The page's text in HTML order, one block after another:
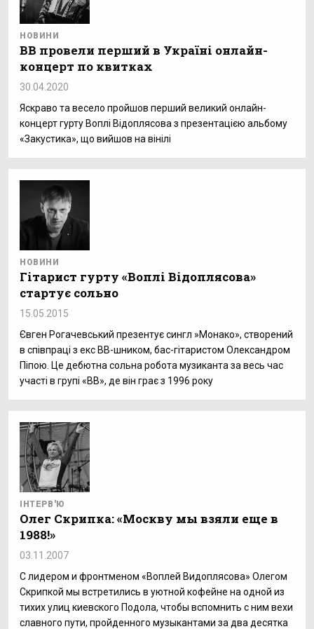
НОВИНИ
ВВ провели перший в Україні онлайн-
концерт по квитках
30.04.2020
Яскраво та весело пройшов перший великий онлайн-
концерт гурту Воплі Відоплясова з презентацією альбому
«Закустика», що вийшов на вінілі
НОВИНИ
Гітарист гурту «Воплі Відоплясова»
стартує сольно
15.05.2015
Євген Рогачевський презентує сингл »Монако», створений
в співпраці з екс ВВ-шником, бас-гітаристом Олександром
Піпою. Це дебютна сольна робота музиканта за весь час
участі в групі «ВВ», де він грає з 1996 року
ІНТЕРВ'Ю
Олег Скрипка: «Москву мы взяли еще в
1988!»
03.11.2007
С лидером и фронтменом «Воплей Видоплясова» Олегом
Скрипкой мы встретились в уютной кофейне на одной из
тихих улиц киевского Подола, чтобы вспомнить с ним вехи
славного пути, пройденного музыкантами за два десятка